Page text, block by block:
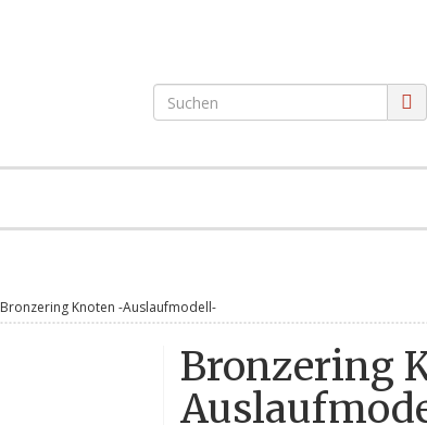
Bronzering Knoten -Auslaufmodell-
Bronzering